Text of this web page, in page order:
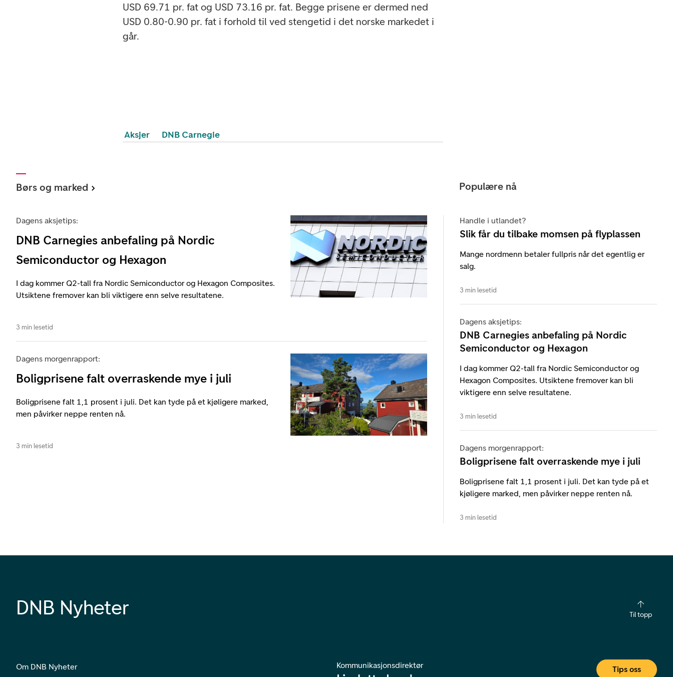
USD 69.71 pr. fat og USD 73.16 pr. fat. Begge prisene er dermed ned
USD 0.80-0.90 pr. fat i forhold til ved stengetid i det norske markedet i
går.
Aksjer DNB Carnegie
Børs og marked
Dagens aksjetips:
DNB Carnegies anbefaling på Nordic
Semiconductor og Hexagon
I dag kommer Q2-tall fra Nordic Semiconductor og Hexagon Composites.
Utsiktene fremover kan bli viktigere enn selve resultatene.
3 min lesetid
Dagens morgenrapport:
Boligprisene falt overraskende mye i juli
Boligprisene falt 1,1 prosent i juli. Det kan tyde på et kjøligere marked,
men påvirker neppe renten nå.
3 min lesetid
Populære nå
Handle i utlandet?
Slik får du tilbake momsen på flyplassen
Mange nordmenn betaler fullpris når det egentlig er
salg.
3 min lesetid
Dagens aksjetips:
DNB Carnegies anbefaling på Nordic
Semiconductor og Hexagon
I dag kommer Q2-tall fra Nordic Semiconductor og
Hexagon Composites. Utsiktene fremover kan bli
viktigere enn selve resultatene.
3 min lesetid
Dagens morgenrapport:
Boligprisene falt overraskende mye i juli
Boligprisene falt 1,1 prosent i juli. Det kan tyde på et
kjøligere marked, men påvirker neppe renten nå.
3 min lesetid
DNB Nyheter Til topp
Om DNB Nyheter
Kommunikasjonsdirektør Tips oss